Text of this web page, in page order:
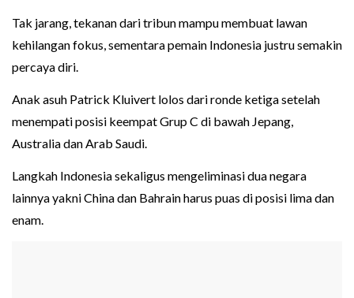
Tak jarang, tekanan dari tribun mampu membuat lawan
kehilangan fokus, sementara pemain Indonesia justru semakin
percaya diri.
Anak asuh Patrick Kluivert lolos dari ronde ketiga setelah
menempati posisi keempat Grup C di bawah Jepang,
Australia dan Arab Saudi.
Langkah Indonesia sekaligus mengeliminasi dua negara
lainnya yakni China dan Bahrain harus puas di posisi lima dan
enam.